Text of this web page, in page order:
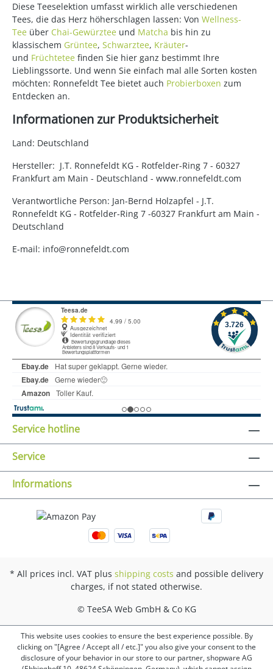
Diese Teeselektion umfasst wirklich alle verschiedenen
Tees, die das Herz höherschlagen lassen: Von Wellness-
Tee über Chai-Gewürztee und Matcha bis hin zu
klassischem Grüntee, Schwarztee, Kräuter-
und Früchtetee finden Sie hier ganz bestimmt Ihre
Lieblingssorte. Und wenn Sie einfach mal alle Sorten kosten
möchten: Ronnefeldt Tee bietet auch Probierboxen zum
Entdecken an.
Informationen zur Produktsicherheit
Land: Deutschland
Hersteller: J.T. Ronnefeldt KG - Rotfelder-Ring 7 - 60327
Frankfurt am Main - Deutschland - www.ronnefeldt.com
Verantwortliche Person: Jan-Bernd Holzapfel - J.T.
Ronnefeldt KG - Rotfelder-Ring 7 -60327 Frankfurt am Main -
Deutschland
E-mail: info@ronnefeldt.com
Service hotline
Service
Informations
* All prices incl. VAT plus shipping costs and possible delivery
charges, if not stated otherwise.
© TeeSA Web GmbH & Co KG
This website uses cookies to ensure the best experience possible. By
clicking on "[Agree / Accept all / etc.]" you also give your consent to the
disclosure of your behavior in our store to our partner, shopware AG